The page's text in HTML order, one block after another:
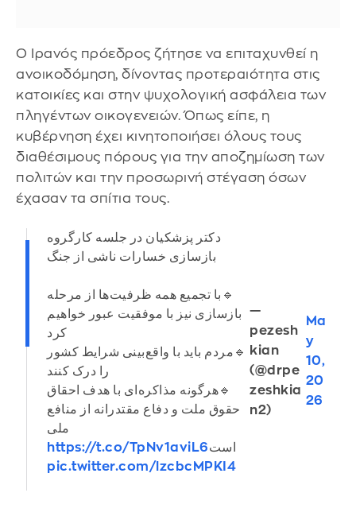
Ο Ιρανός πρόεδρος ζήτησε να επιταχυνθεί η
ανοικοδόμηση, δίνοντας προτεραιότητα στις
κατοικίες και στην ψυχολογική ασφάλεια των
πληγέντων οικογενειών. Όπως είπε, η
κυβέρνηση έχει κινητοποιήσει όλους τους
διαθέσιμους πόρους για την αποζημίωση των
πολιτών και την προσωρινή στέγαση όσων
έχασαν τα σπίτια τους.
دکتر پزشکیان در جلسه کارگروه
بازسازی خسارات ناشی از جنگ
🔹️با تجمیع همه ظرفیت‌ها از مرحله
بازسازی نیز با موفقیت عبور خواهیم
کرد
🔹️مردم باید با واقع‌بینی شرایط کشور
را درک کنند
🔹️هرگونه مذاکره‌ای با هدف احقاق
حقوق ملت و دفاع مقتدرانه از منافع
ملی
استhttps://t.co/TpNv1aviL6
pic.twitter.com/lzcbcMPKI4
—
pezesh
kian
(@drpe
zeshkia
n2)
Ma
y
10,
20
26